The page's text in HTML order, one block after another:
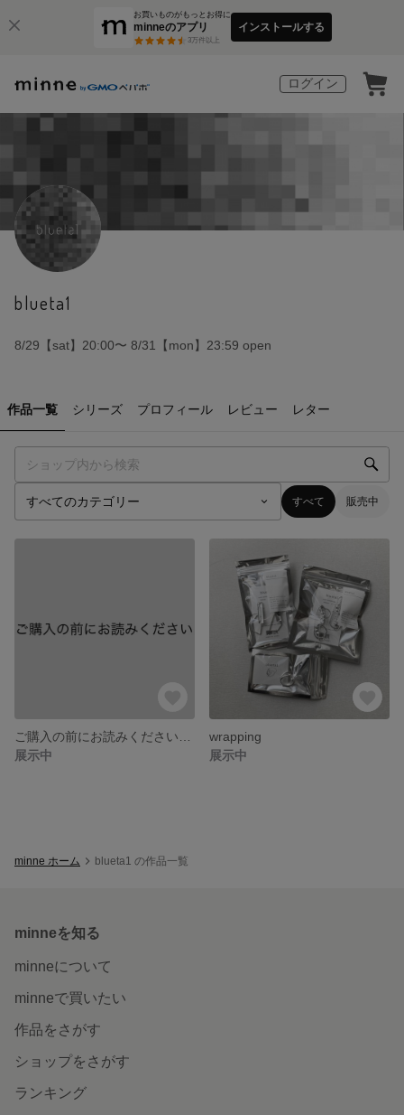
お買いものがもっとお得に
minneのアプリ
3万件以上
インストールする
ログイン
blueta1
8/29【sat】20:00〜 8/31【mon】23:59 open
作品一覧 シリーズ プロフィール レビュー レター
すべて 販売中
展示中
wrapping
展示中
minne ホーム blueta1 の作品一覧
minneを知る
minneについて
minneで買いたい
作品をさがす
ショップをさがす
ランキング